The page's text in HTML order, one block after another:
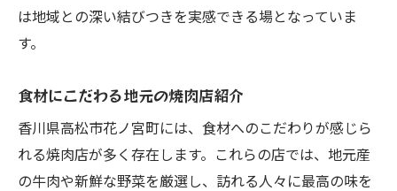
は地域との深い結びつきを実感できる場となっていま
す。
食材にこだわる地元の焼肉店紹介
香川県高松市花ノ宮町には、食材へのこだわりが感じら
れる焼肉店が多く存在します。これらの店では、地元産
の牛肉や新鮮な野菜を厳選し、訪れる人々に最高の味を